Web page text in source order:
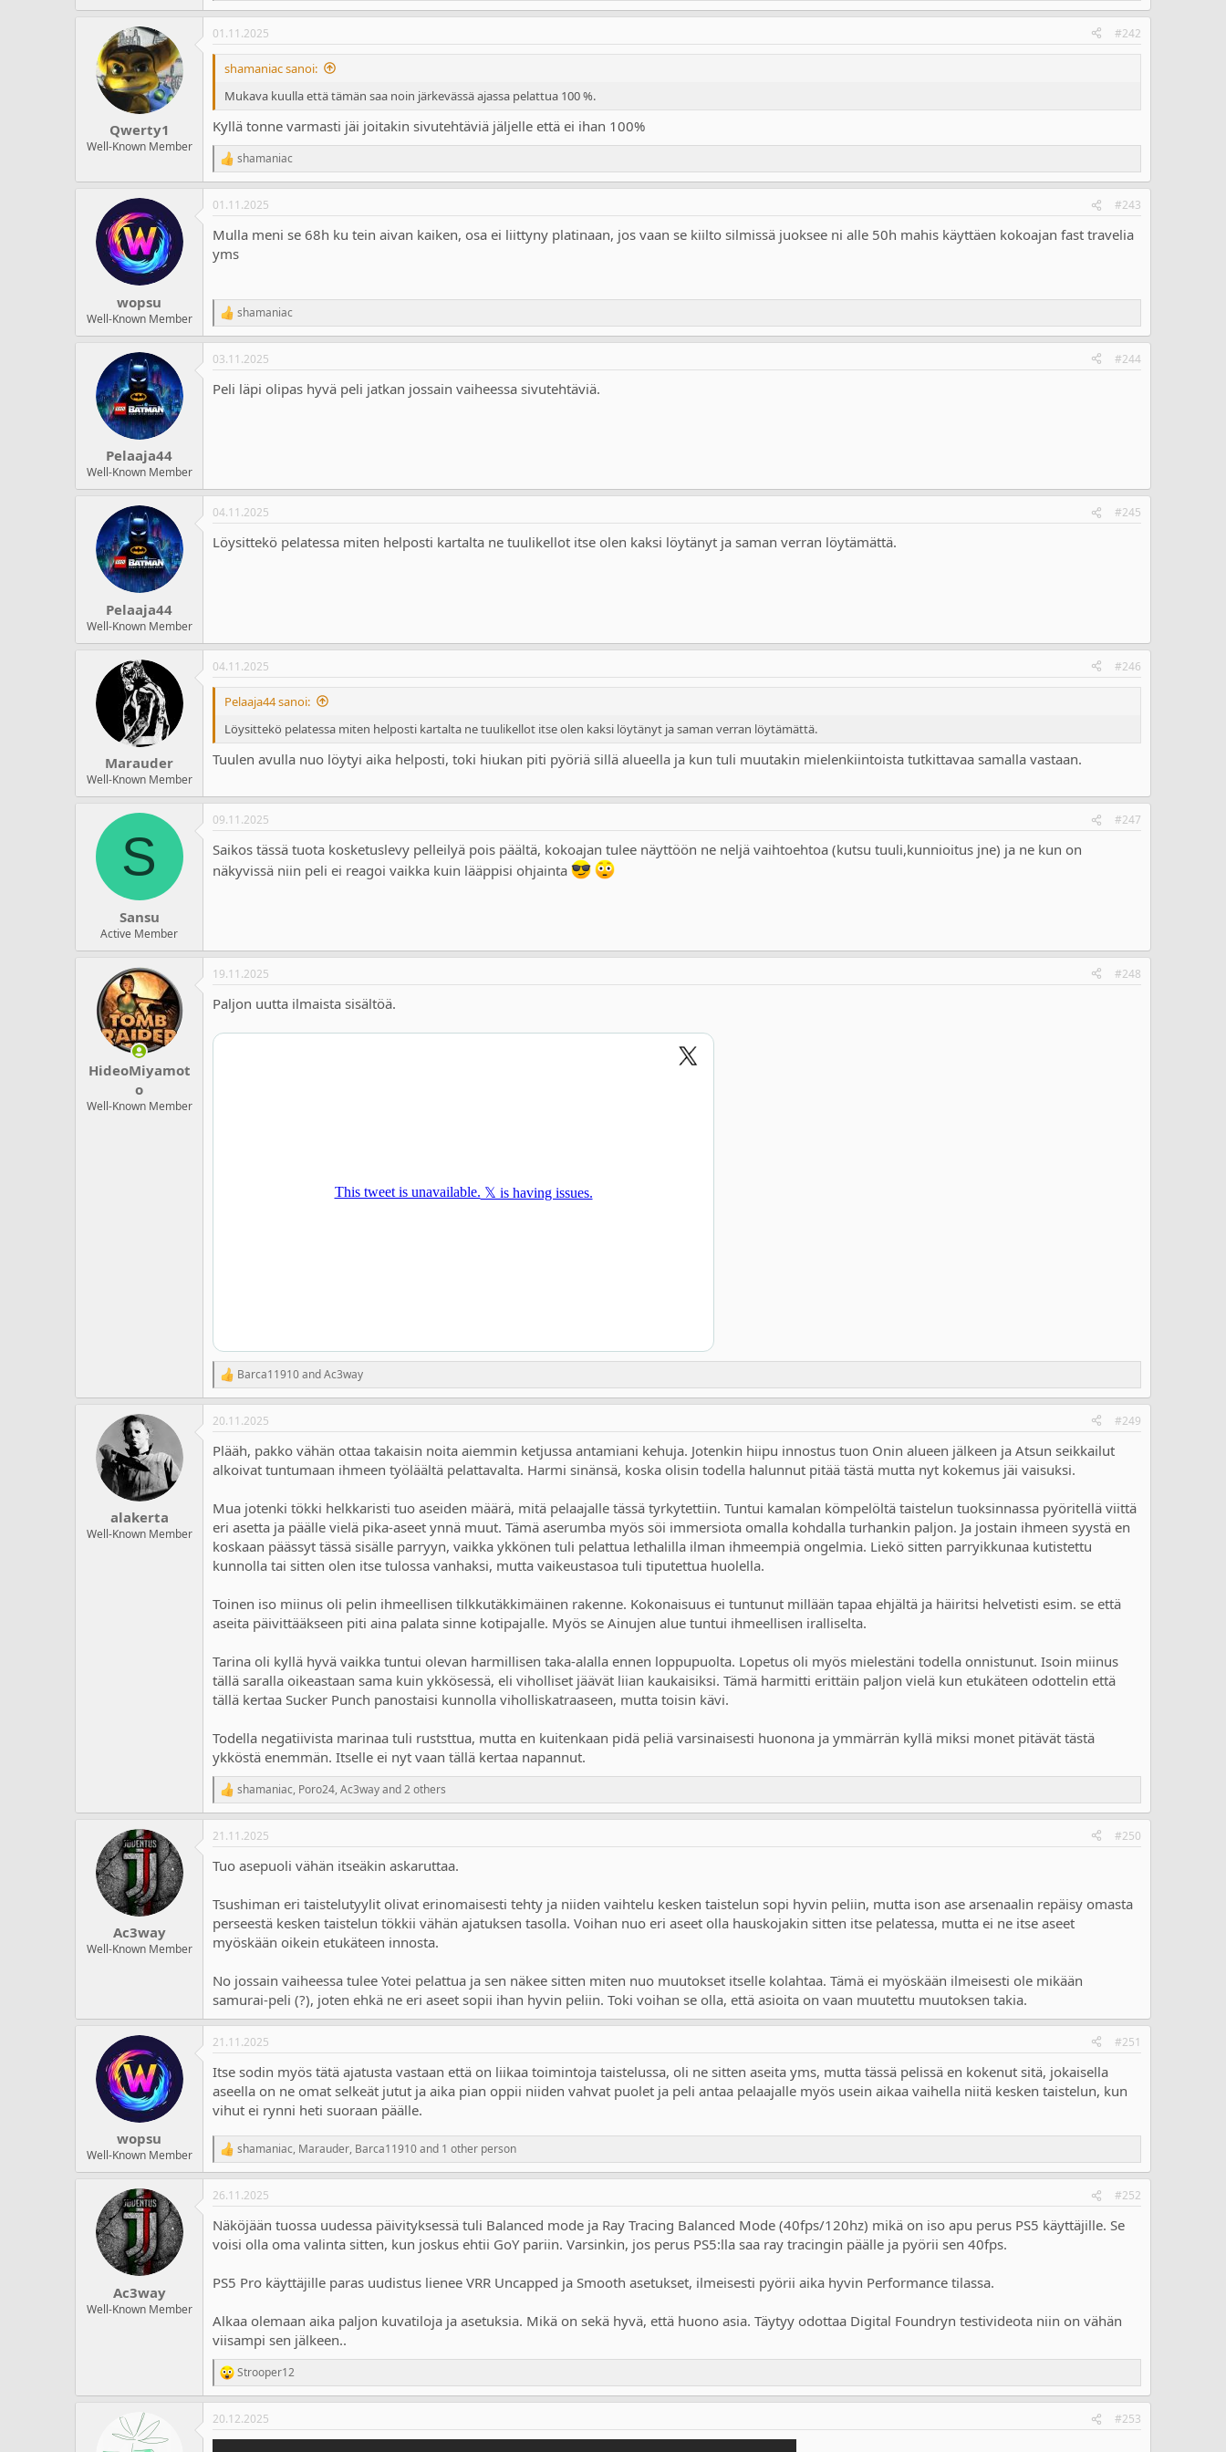
ä
r
ä
e
a
c
t
s
:
Qwerty1
Well-Known Member
01.11.2025 #242
shamaniac sanoi:
Mukava kuulla että tämän saa noin järkevässä ajassa pelattua 100 %.
Kyllä tonne varmasti jäi joitakin sivutehtäviä jäljelle että ei ihan 100%
R
e
a
c
i
o
:
shamaniac
wopsu
Well-Known Member
01.11.2025 #243
Mulla meni se 68h ku tein aivan kaiken, osa ei liittyny platinaan, jos vaan se kiilto silmissä juoksee ni alle 50h mahis käyttäen kokoajan fast travelia
yms
R
e
a
c
i
shamaniac
Pelaaja44
Well-Known Member
03.11.2025 #244
Peli läpi olipas hyvä peli jatkan jossain vaiheessa sivutehtäviä.
Pelaaja44
Well-Known Member
04.11.2025 #245
Löysittekö pelatessa miten helposti kartalta ne tuulikellot itse olen kaksi löytänyt ja saman verran löytämättä.
Marauder
Well-Known Member
04.11.2025 #246
Pelaaja44 sanoi:
Löysittekö pelatessa miten helposti kartalta ne tuulikellot itse olen kaksi löytänyt ja saman verran löytämättä.
Tuulen avulla nuo löytyi aika helposti, toki hiukan piti pyöriä sillä alueella ja kun tuli muutakin mielenkiintoista tutkittavaa samalla vastaan.
S
Sansu
Active Member
09.11.2025 #247
Saikos tässä tuota kosketuslevy pelleilyä pois päältä, kokoajan tulee näyttöön ne neljä vaihtoehtoa (kutsu tuuli,kunnioitus jne) ja ne kun on
näkyvissä niin peli ei reagoi vaikka kuin lääppisi ohjainta
HideoMiyamot
o
Well-Known Member
19.11.2025 #248
Paljon uutta ilmaista sisältöä.
R
e
a
c
i
o
:
Barca11910andAc3way
alakerta
Well-Known Member
20.11.2025 #249
Plääh, pakko vähän ottaa takaisin noita aiemmin ketjussa antamiani kehuja. Jotenkin hiipu innostus tuon Onin alueen jälkeen ja Atsun seikkailut
alkoivat tuntumaan ihmeen työläältä pelattavalta. Harmi sinänsä, koska olisin todella halunnut pitää tästä mutta nyt kokemus jäi vaisuksi.
Mua jotenki tökki helkkaristi tuo aseiden määrä, mitä pelaajalle tässä tyrkytettiin. Tuntui kamalan kömpelöltä taistelun tuoksinnassa pyöritellä viittä
eri asetta ja päälle vielä pika-aseet ynnä muut. Tämä aserumba myös söi immersiota omalla kohdalla turhankin paljon. Ja jostain ihmeen syystä en
koskaan päässyt tässä sisälle parryyn, vaikka ykkönen tuli pelattua lethalilla ilman ihmeempiä ongelmia. Liekö sitten parryikkunaa kutistettu
kunnolla tai sitten olen itse tulossa vanhaksi, mutta vaikeustasoa tuli tiputettua huolella.
Toinen iso miinus oli pelin ihmeellisen tilkkutäkkimäinen rakenne. Kokonaisuus ei tuntunut millään tapaa ehjältä ja häiritsi helvetisti esim. se että
aseita päivittääkseen piti aina palata sinne kotipajalle. Myös se Ainujen alue tuntui ihmeellisen iralliselta.
Tarina oli kyllä hyvä vaikka tuntui olevan harmillisen taka-alalla ennen loppupuolta. Lopetus oli myös mielestäni todella onnistunut. Isoin miinus
tällä saralla oikeastaan sama kuin ykkösessä, eli viholliset jäävät liian kaukaisiksi. Tämä harmitti erittäin paljon vielä kun etukäteen odottelin että
tällä kertaa Sucker Punch panostaisi kunnolla viholliskatraaseen, mutta toisin kävi.
Todella negatiivista marinaa tuli ruststtua, mutta en kuitenkaan pidä peliä varsinaisesti huonona ja ymmärrän kyllä miksi monet pitävät tästä
ykköstä enemmän. Itselle ei nyt vaan tällä kertaa napannut.
R
e
a
c
i
n
s
:
shamaniac, Poro24, Ac3wayand 2 others
Ac3way
Well-Known Member
21.11.2025 #250
Tuo asepuoli vähän itseäkin askaruttaa.
Tsushiman eri taistelutyylit olivat erinomaisesti tehty ja niiden vaihtelu kesken taistelun sopi hyvin peliin, mutta ison ase arsenaalin repäisy omasta
perseestä kesken taistelun tökkii vähän ajatuksen tasolla. Voihan nuo eri aseet olla hauskojakin sitten itse pelatessa, mutta ei ne itse aseet
myöskään oikein etukäteen innosta.
No jossain vaiheessa tulee Yotei pelattua ja sen näkee sitten miten nuo muutokset itselle kolahtaa. Tämä ei myöskään ilmeisesti ole mikään
samurai-peli (?), joten ehkä ne eri aseet sopii ihan hyvin peliin. Toki voihan se olla, että asioita on vaan muutettu muutoksen takia.
wopsu
Well-Known Member
21.11.2025 #251
Itse sodin myös tätä ajatusta vastaan että on liikaa toimintoja taistelussa, oli ne sitten aseita yms, mutta tässä pelissä en kokenut sitä, jokaisella
aseella on ne omat selkeät jutut ja aika pian oppii niiden vahvat puolet ja peli antaa pelaajalle myös usein aikaa vaihella niitä kesken taistelun, kun
vihut ei rynni heti suoraan päälle.
R
e
a
c
i
o
:
shamaniac, Marauder, Barca11910and 1 other person
Ac3way
Well-Known Member
26.11.2025 #252
Näköjään tuossa uudessa päivityksessä tuli Balanced mode ja Ray Tracing Balanced Mode (40fps/120hz) mikä on iso apu perus PS5 käyttäjille. Se
voisi olla oma valinta sitten, kun joskus ehtii GoY pariin. Varsinkin, jos perus PS5:lla saa ray tracingin päälle ja pyörii sen 40fps.
PS5 Pro käyttäjille paras uudistus lienee VRR Uncapped ja Smooth asetukset, ilmeisesti pyörii aika hyvin Performance tilassa.
Alkaa olemaan aika paljon kuvatiloja ja asetuksia. Mikä on sekä hyvä, että huono asia. Täytyy odottaa Digital Foundryn testivideota niin on vähän
viisampi sen jälkeen..
R
e
a
c
t
Strooper12
20.12.2025 #253